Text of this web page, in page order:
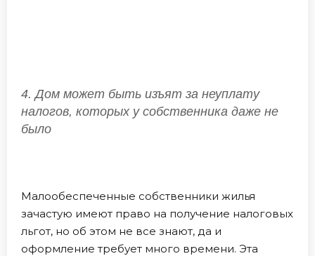
4. Дом может быть изъят за неуплату
налогов, которых у собственника даже не
было
Малообеспеченные собственники жилья
зачастую имеют право на получение налоговых
льгот, но об этом не все знают, да и
оформление требует много времени. Эта